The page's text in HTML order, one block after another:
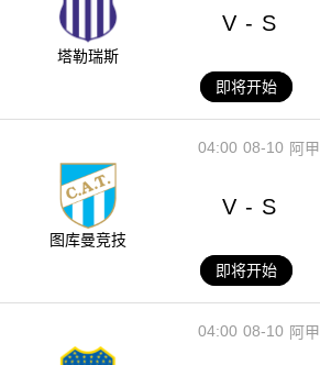
塔勒瑞斯
V - S
即将开始
08-10
04:00 阿甲
图库曼竞技
V - S
即将开始
08-10
04:00 阿甲